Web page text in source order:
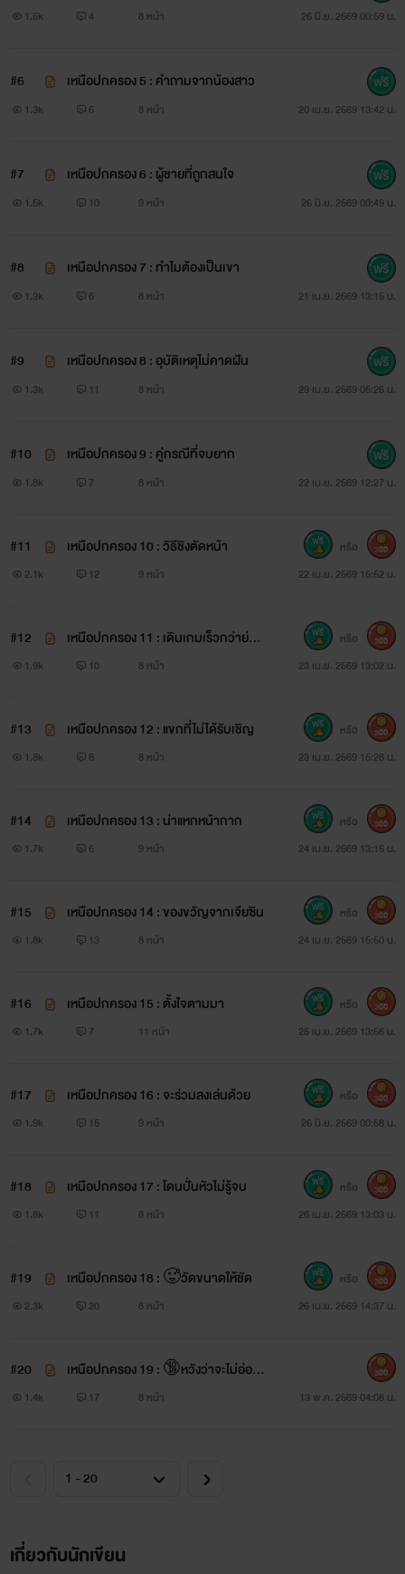
1.5k 4 8 หน้า 26 มิ.ย. 2569 00:59 น.
#6 เหนือปกครอง 5 : คำถามจากน้องสาว
1.3k 6 8 หน้า 20 เม.ย. 2569 13:42 น.
#7 เหนือปกครอง 6 : ผู้ชายที่ถูกสนใจ
1.5k 10 9 หน้า 26 มิ.ย. 2569 00:49 น.
#8 เหนือปกครอง 7 : ทำไมต้องเป็นเขา
1.3k 6 8 หน้า 21 เม.ย. 2569 13:15 น.
#9 เหนือปกครอง 8 : อุบัติเหตุไม่คาดฝัน
1.3k 11 8 หน้า 29 เม.ย. 2569 05:26 น.
#10 เหนือปกครอง 9 : คู่กรณีที่จบยาก
1.8k 7 8 หน้า 22 เม.ย. 2569 12:27 น.
#11 เหนือปกครอง 10 : วิธีชิงตัดหน้า
2.1k 12 9 หน้า 22 เม.ย. 2569 15:52 น.
หรือ 300
#12
เหนือปกครอง 11 : เดินเกมเร็วกว่าย่อม
ชนะ
1.9k 10 8 หน้า 23 เม.ย. 2569 13:02 น.
หรือ 300
#13 เหนือปกครอง 12 : แขกที่ไม่ได้รับเชิญ
1.8k 8 8 หน้า 23 เม.ย. 2569 15:28 น.
หรือ 300
#14 เหนือปกครอง 13 : น่าแหกหน้ากาก
1.7k 6 9 หน้า 24 เม.ย. 2569 13:16 น.
หรือ 300
#15 เหนือปกครอง 14 : ของขวัญจากเจียซิน
1.8k 13 8 หน้า 24 เม.ย. 2569 15:50 น.
หรือ 300
#16 เหนือปกครอง 15 : ตั้งใจตามมา
1.7k 7 11 หน้า 25 เม.ย. 2569 13:56 น.
หรือ 300
#17 เหนือปกครอง 16 : จะร่วมลงเล่นด้วย
1.9k 15 9 หน้า 26 มิ.ย. 2569 00:58 น.
หรือ 300
#18 เหนือปกครอง 17 : โดนปั่นหัวไม่รู้จบ
1.8k 11 8 หน้า 26 เม.ย. 2569 13:03 น.
หรือ 300
#19 เหนือปกครอง 18 : 🥵วัดขนาดให้ชัด
2.3k 20 8 หน้า 26 เม.ย. 2569 14:37 น.
หรือ 300
#20
เหนือปกครอง 19 : 🔞หวังว่าจะไม่อ่อน
หัด
1.4k 17 8 หน้า 13 พ.ค. 2569 04:08 น.
300
เกี่ยวกับนักเขียน